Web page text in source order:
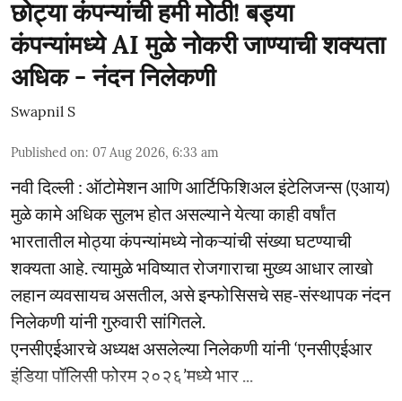
छोट्या कंपन्यांची हमी मोठी! बड्या
कंपन्यांमध्ये AI मुळे नोकरी जाण्याची शक्यता
अधिक - नंदन निलेकणी
Swapnil S
Published on: 07 Aug 2026, 6:33 am
नवी दिल्ली : ऑटोमेशन आणि आर्टिफिशिअल इंटेलिजन्स (एआय)
मुळे कामे अधिक सुलभ होत असल्याने येत्या काही वर्षांत
भारतातील मोठ्या कंपन्यांमध्ये नोकऱ्यांची संख्या घटण्याची
शक्यता आहे. त्यामुळे भविष्यात रोजगाराचा मुख्य आधार लाखो
लहान व्यवसायच असतील, असे इन्फोसिसचे सह-संस्थापक नंदन
निलेकणी यांनी गुरुवारी सांगितले.
एनसीएईआरचे अध्यक्ष असलेल्या निलेकणी यांनी ‘एनसीएईआर
इंडिया पॉलिसी फोरम २०२६’मध्ये भार ...